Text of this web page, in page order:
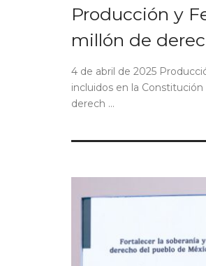
Producción y
millón de
4 de abril de 2025
incluidos en la
derech ...